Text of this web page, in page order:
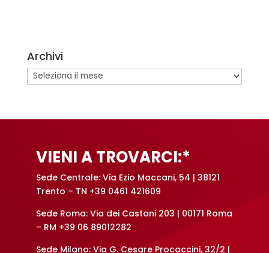
r
n
a
Archivi
Archivi
VIENI A TROVARCI:*
Sede Centrale: Via Ezio Maccani, 54 | 38121
Trento – TN +39 0461 421609
Sede Roma: Via dei Castani 203 | 00171 Roma
– RM +39 06 89012282
Sede Milano: Via G. Cesare Procaccini, 32/2 |